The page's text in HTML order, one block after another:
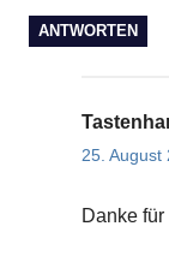
ANTWORTEN
25. August
Danke